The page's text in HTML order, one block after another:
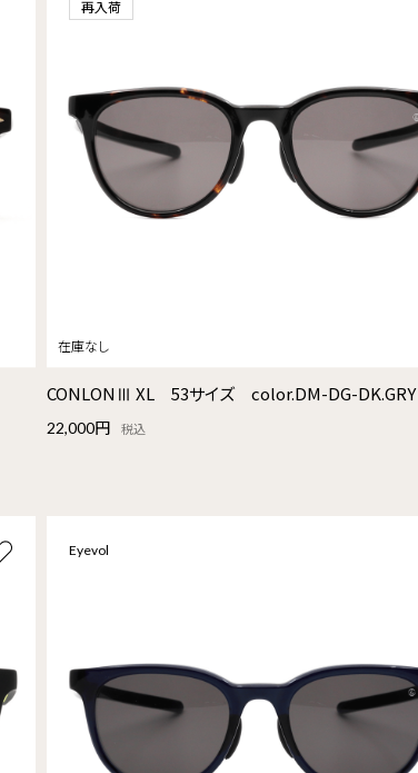
再入荷
CONLONⅢ XL 53サイズ color.DM-DG-DK.GRY
22,000円 税込
Eyevol